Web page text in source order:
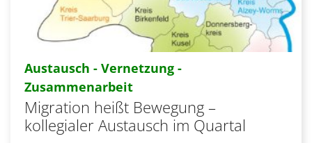
Austausch - Vernetzung -
Zusammenarbeit:
Migration heißt Bewegung –
kollegialer Austausch im Quartal